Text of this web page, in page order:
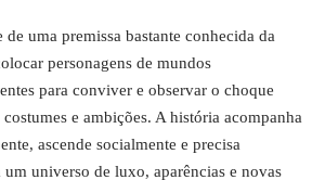
de uma premissa bastante conhecida da
personagens de mundos
para conviver e observar o choque
costumes e ambições. A história acompanha
ascende socialmente e precisa
universo de luxo, aparências e novas